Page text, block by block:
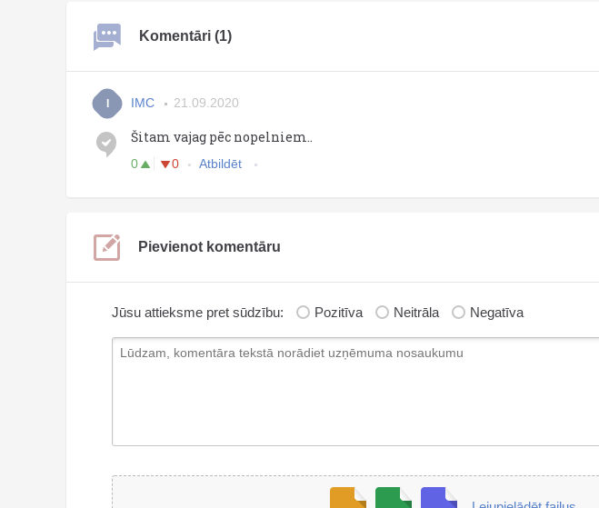
Komentāri (1)
IMC 21.09.2020
Šitam vajag pēc nopelniem..
0 0 Atbildēt
Pievienot komentāru
Jūsu attieksme pret sūdzību: Pozitīva Neitrāla Negatīva